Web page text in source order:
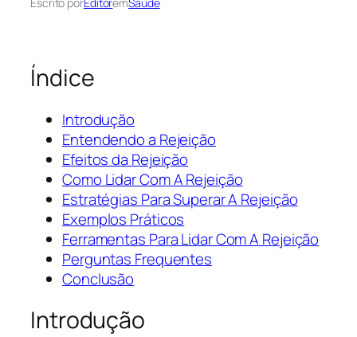
Índice
Introdução
Entendendo a Rejeição
Efeitos da Rejeição
Como Lidar Com A Rejeição
Estratégias Para Superar A Rejeição
Exemplos Práticos
Ferramentas Para Lidar Com A Rejeição
Perguntas Frequentes
Conclusão
Introdução